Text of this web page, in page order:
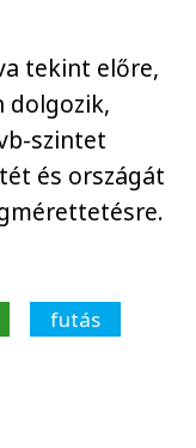
tekint előre,
dolgozik,
szintet
és országát
futás